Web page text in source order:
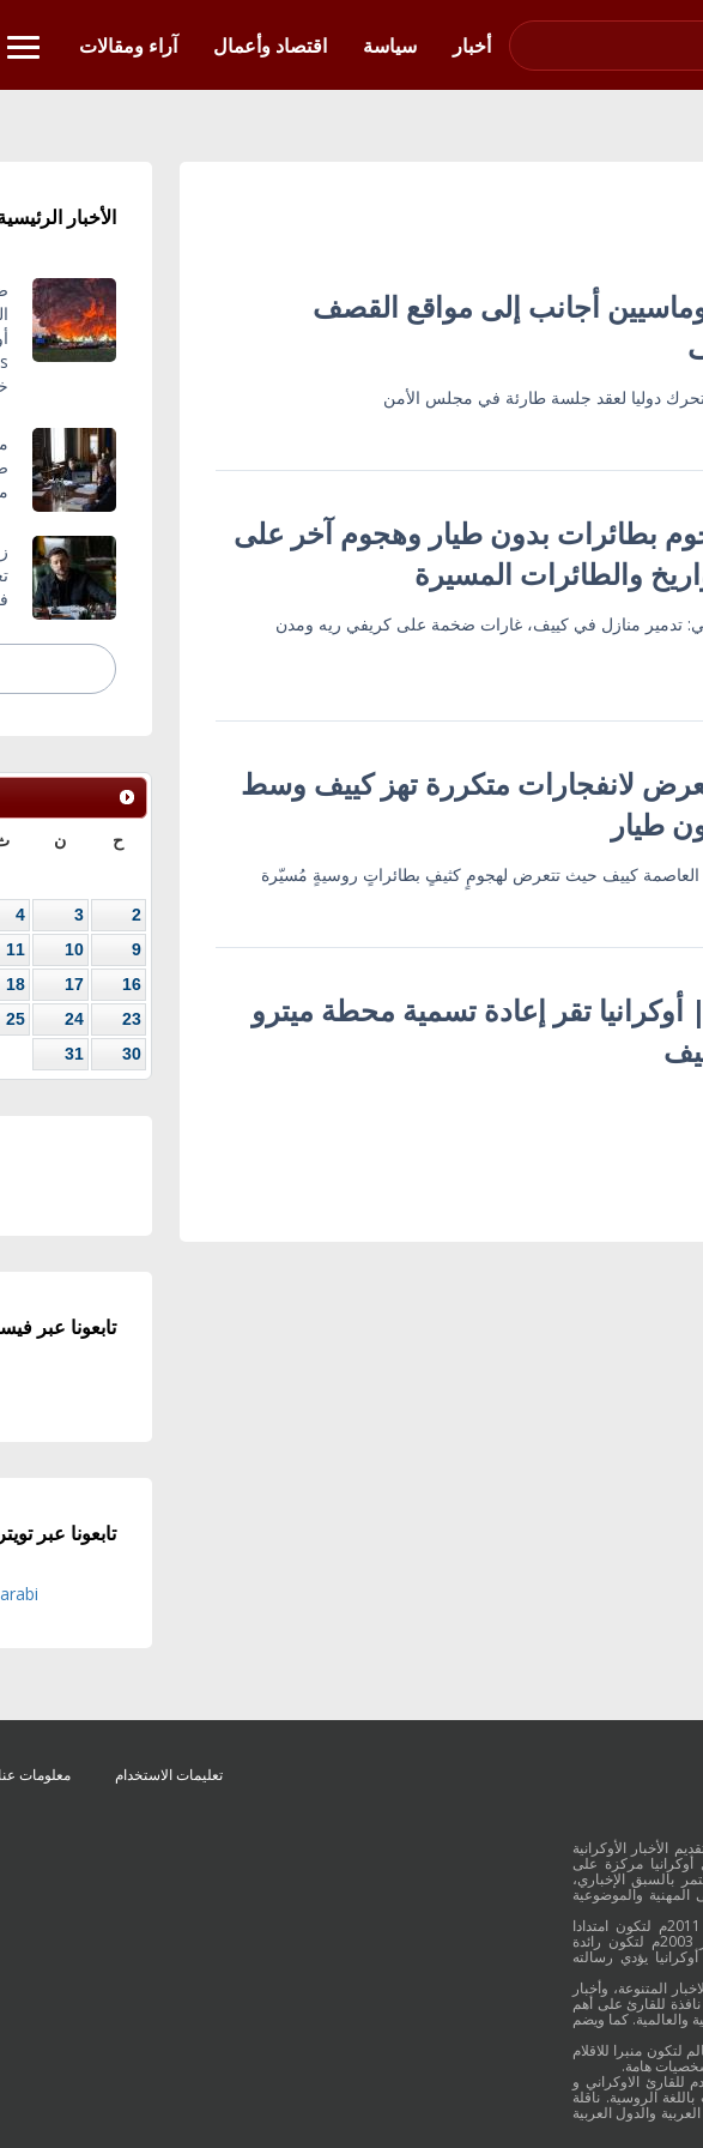
أخبار
سياسة اقتصاد وأعمال آراء ومقالات
أجانب إلى مواقع القصف
دوليا لعقد جلسة طارئة في مجلس الأمن
بطائرات بدون طيار وهجوم آخر على
والطائرات المسيرة
تدمير منازل في كييف، غارات ضخمة على كريفي ريه ومدن
لانفجارات متكررة تهز كييف وسط
طيار
كييف حيث تتعرض لهجومٍ كثيفٍ بطائراتٍ روسيةٍ مُسيّرة
| أوكرانيا تقر إعادة تسمية محطة ميترو
الأخبار
ح ن
2
3
4
9
10
11
16
17
18
23
24
25
30
31
تابعونا عبر
تابعونا عبر تويتر
الأخبار الأوكرانية
مركزة على
بالسبق الإخباري،
المهنية والموضوعية
وقد جائت انطلاقة "أوكرانيا بالعربية" في 16 كانون الأول/ديسمبر عام 2011م لتكون امتدادا
للموقع العربي الاوكراني والذي بدأ عمله الاعلامي منذ 16 أيلول/سبتمبر 2003م لتكون رائدة
يؤدي رسالته
المتنوعة، وأخبار
نافذة للقارئ على أهم
والعالمية. كما ويضم
لتكون منبرا للاقلام
هامة.
للقارئ الاوكراني و
الروسية. ناقلة
والدول العربية
تعليمات الاستخدام معلومات عنا